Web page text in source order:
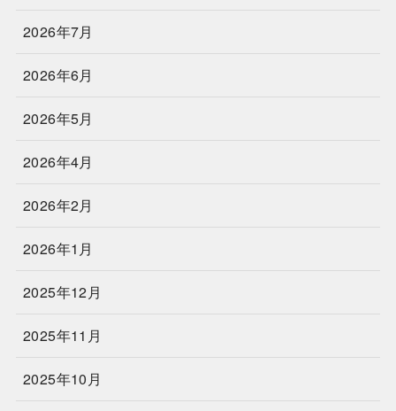
2026年7月
2026年6月
2026年5月
2026年4月
2026年2月
2026年1月
2025年12月
2025年11月
2025年10月